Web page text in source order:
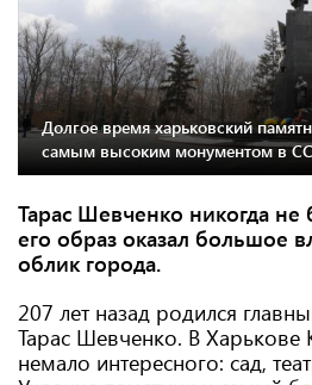
Долгое время харьковский
самым высоким монументом в
Тарас Шевченко никогда
его образ оказал большое
облик города.
207 лет назад родился
Тарас Шевченко. В
немало интересного: сад,